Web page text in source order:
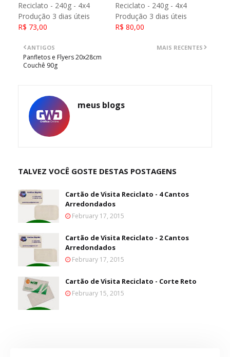
Reciclato - 240g - 4x4
Produção 3 dias úteis
R$ 73,00
Reciclato - 240g - 4x4
Produção 3 dias úteis
R$ 80,00
MAIS RECENTES
ANTIGOS
Panfletos e Flyers 20x28cm
Couchê 90g
meus blogs
TALVEZ VOCÊ GOSTE DESTAS POSTAGENS
Cartão de Visita Reciclato - 4 Cantos
Arredondados
February 17, 2015
Cartão de Visita Reciclato - 2 Cantos
Arredondados
February 17, 2015
Cartão de Visita Reciclato - Corte Reto
February 15, 2015